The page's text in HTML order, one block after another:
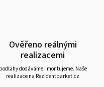
Ověřeno reálnými
realizacemi
podlahy dodáváme i montujeme. Naše
realizace na Rezidentparket.cz